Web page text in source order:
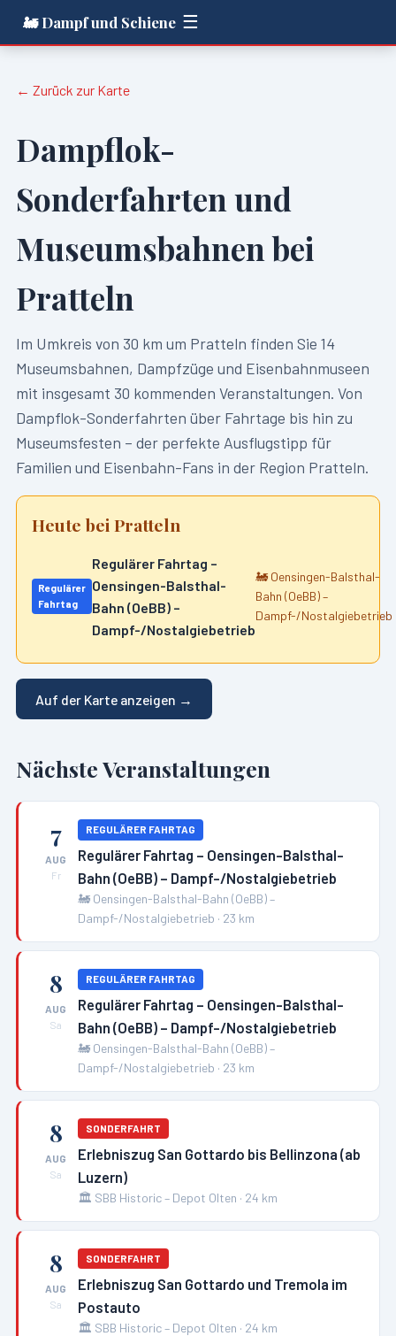
🚂 Dampf und Schiene ☰
← Zurück zur Karte
Dampflok-
Sonderfahrten und
Museumsbahnen bei
Pratteln
Im Umkreis von 30 km um Pratteln finden Sie 14
Museumsbahnen, Dampfzüge und Eisenbahnmuseen
mit insgesamt 30 kommenden Veranstaltungen. Von
Dampflok-Sonderfahrten über Fahrtage bis hin zu
Museumsfesten – der perfekte Ausflugstipp für
Familien und Eisenbahn-Fans in der Region Pratteln.
Heute beiPratteln
Regulärer
Fahrtag
Regulärer Fahrtag –
Oensingen-Balsthal-
Bahn (OeBB) –
Dampf-/Nostalgiebetrieb
🚂 Oensingen-Balsthal-
Bahn (OeBB) –
Dampf-/Nostalgiebetrieb
Auf der Karte anzeigen →
Nächste Veranstaltungen
7
AUG
Fr
REGULÄRER FAHRTAG
Regulärer Fahrtag – Oensingen-Balsthal-
Bahn (OeBB) – Dampf-/Nostalgiebetrieb
🚂 Oensingen-Balsthal-Bahn (OeBB) –
Dampf-/Nostalgiebetrieb · 23 km
8
AUG
Sa
REGULÄRER FAHRTAG
Regulärer Fahrtag – Oensingen-Balsthal-
Bahn (OeBB) – Dampf-/Nostalgiebetrieb
🚂 Oensingen-Balsthal-Bahn (OeBB) –
Dampf-/Nostalgiebetrieb · 23 km
8
AUG
Sa
SONDERFAHRT
Erlebniszug San Gottardo bis Bellinzona (ab
Luzern)
🏛️ SBB Historic – Depot Olten · 24 km
8
AUG
Sa
SONDERFAHRT
Erlebniszug San Gottardo und Tremola im
Postauto
🏛️ SBB Historic – Depot Olten · 24 km